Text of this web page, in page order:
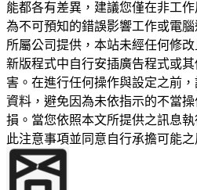
能都各有差異，建議您僅在非工
為不可預知的錯誤影響工作或電
所屬公司提供，本站未經任何修
新版程式中自行安插廣告程式或
害。在進行任何操作與設定之前
資料，避免因為未依指示的不當
損。當您依照本文所提供之訊息
此注意事項並同意自行承擔可能之